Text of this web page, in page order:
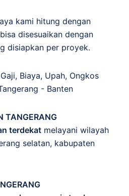
kami hitung dengan
disesuaikan dengan
disiapkan per proyek.
Gaji, Biaya, Upah, Ongkos
- Banten
TANGERANG
terdekat melayani wilayah
selatan, kabupaten